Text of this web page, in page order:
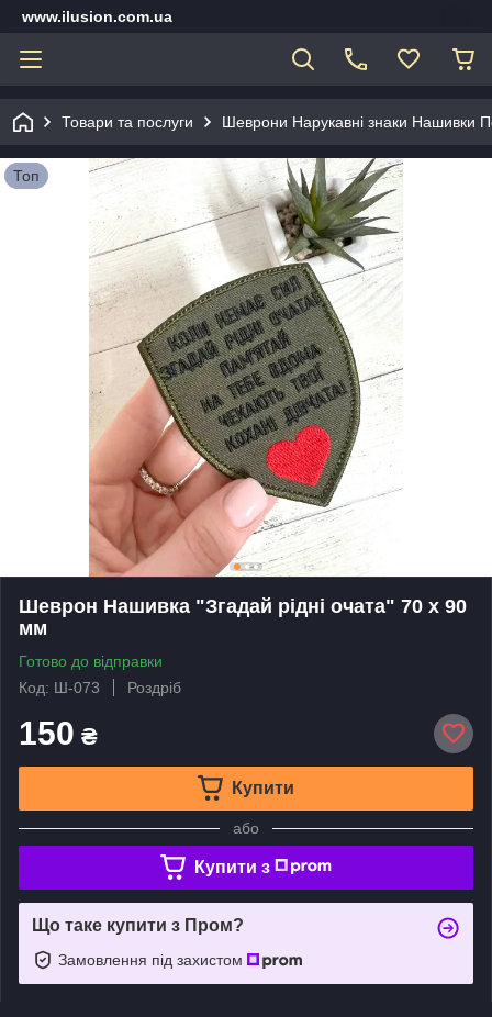
www.ilusion.com.ua
Товари та послуги Шеврони Нарукавні знаки Нашивки
Топ
Шеврон Нашивка "Згадай рідні очата" 70 х 90
мм
Готово до відправки
Код: Ш-073
Роздріб
150 ₴
Купити
або
Купити з
Що таке купити з Пром?
Замовлення під захистом